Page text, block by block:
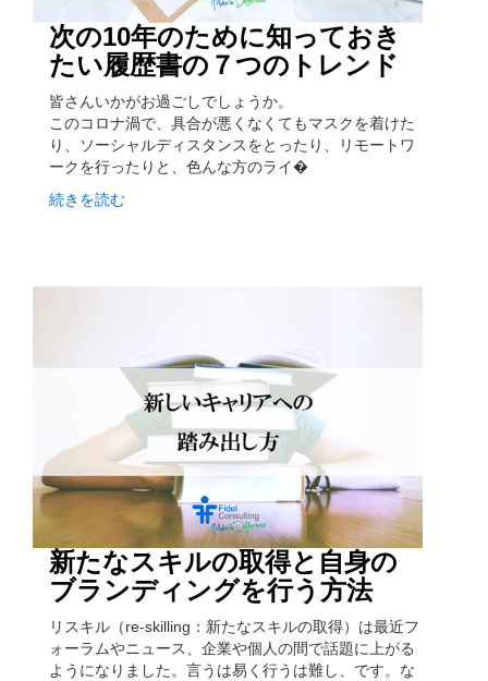
次の10年のために知っておき
たい履歴書の７つのトレンド
皆さんいかがお過ごしでしょうか。
このコロナ渦で、具合が悪くなくてもマスクを着けた
り、ソーシャルディスタンスをとったり、リモートワ
ークを行ったりと、色んな方のライ�
続きを読む
新たなスキルの取得と自身の
ブランディングを行う方法
リスキル（re-skilling：新たなスキルの取得）は最近フ
ォーラムやニュース、企業や個人の間で話題に上がる
ようになりました。言うは易く行うは難し、です。な